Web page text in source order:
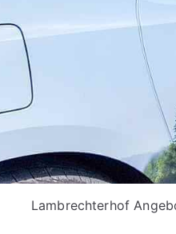
Lambrechterhof